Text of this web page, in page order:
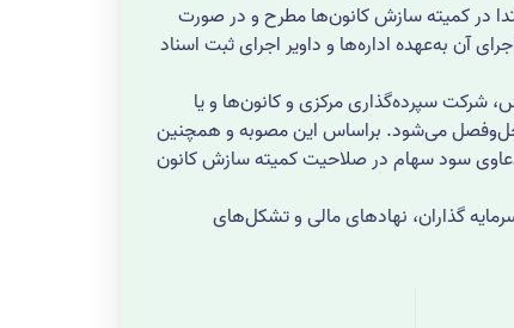
در کمیته سازش کانون‌ها مطرح و در صورت
آن به‌عهده اداره‌ها و داویر اجرای ثبت اسناد
شرکت سپرده‌گذاری مرکزی و کانون‌ها و یا
و حل‌وفصل می‌شود. براساس این مصوبه و همچنین
اجرای سیاست­‌های کلی اصل 44 قانون اساسی، رسیدگی به دعاوی سود سهام در صلاحیت کمیته سازش کانون
گذاران، نهادهای مالی و تشکل‌های